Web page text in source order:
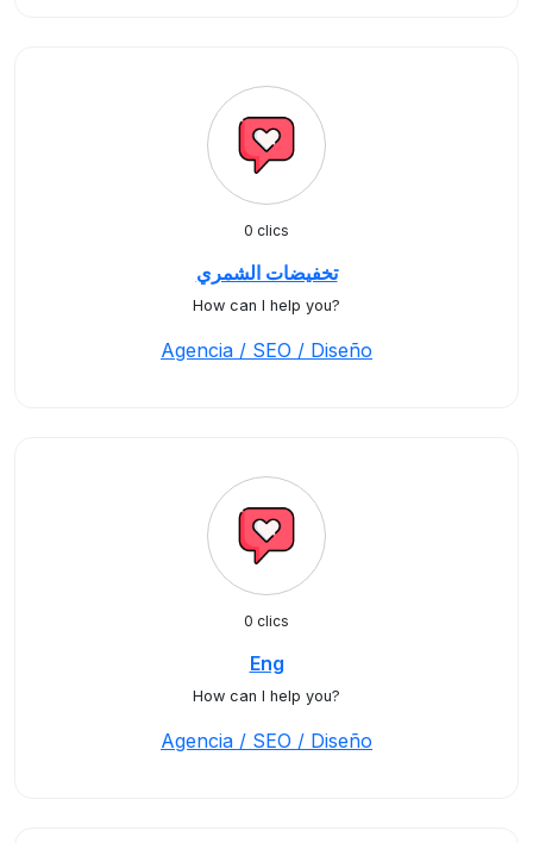
0 clics
تخفيضات الشمري
How can I help you?
Agencia / SEO / Diseño
0 clics
Eng
How can I help you?
Agencia / SEO / Diseño